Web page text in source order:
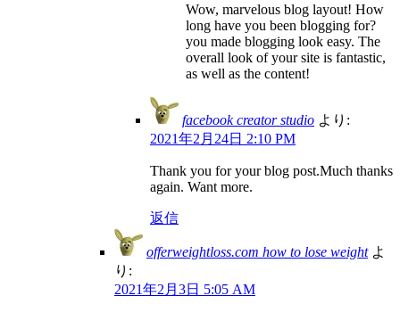
Wow, marvelous blog layout! How
long have you been blogging for?
you made blogging look easy. The
overall look of your site is fantastic,
as well as the content!
facebook creator studio より:
2021年2月24日 2:10 PM
Thank you for your blog post.Much thanks
again. Want more.
返信
offerweightloss.com how to lose weight よ
り:
2021年2月3日 5:05 AM